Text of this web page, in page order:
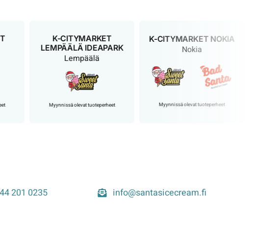
K-CITYMARKET
LEMPÄÄLÄ IDEAPARK
Lempäälä
Myynnissä olevat tuoteperheet
K-CITYMARKET NOKIA
Nokia
Myynnissä olevat tuoteperheet
201 0235 info@santasicecream.fi